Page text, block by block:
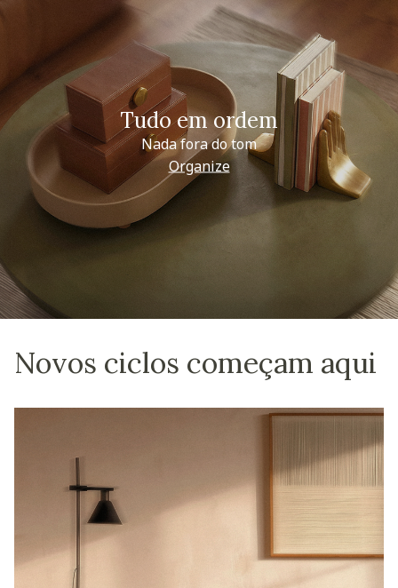
Tudo em ordem
Nada fora do tom
Organize
Novos ciclos começam aqui